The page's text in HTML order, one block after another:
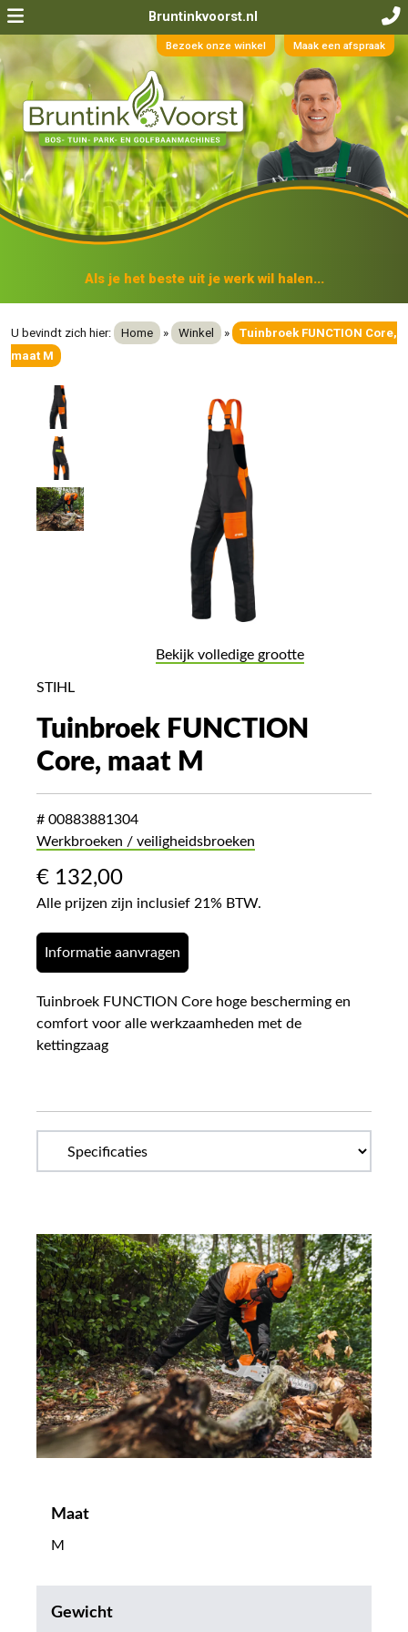
Bruntinkvoorst.nl
Bezoek onze winkel Maak een afspraak
Als je het beste uit je werk wil halen...
U bevindt zich hier: Home » Winkel »
Tuinbroek FUNCTION Core,
maat M
Bekijk volledige grootte
STIHL
Tuinbroek FUNCTION
Core, maat M
# 00883881304
Werkbroeken / veiligheidsbroeken
€ 132,00
Alle prijzen zijn inclusief 21% BTW.
Informatie aanvragen
Tuinbroek FUNCTION Core hoge bescherming en
comfort voor alle werkzaamheden met de
kettingzaag
Maat
M
Gewicht